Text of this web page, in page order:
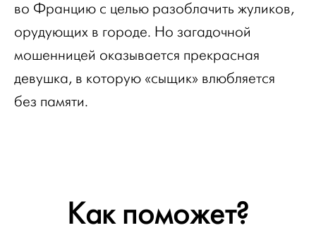
во Францию с целью разоблачить жуликов,
орудующих в городе. Но загадочной
мошенницей оказывается прекрасная
девушка, в которую «сыщик» влюбляется
без памяти.
Как поможет?